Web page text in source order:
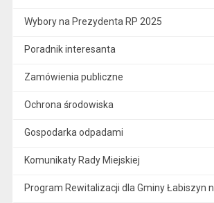
Wybory na Prezydenta RP 2025
Poradnik interesanta
Zamówienia publiczne
Ochrona środowiska
Gospodarka odpadami
Komunikaty Rady Miejskiej
Program Rewitalizacji dla Gminy Łabiszyn